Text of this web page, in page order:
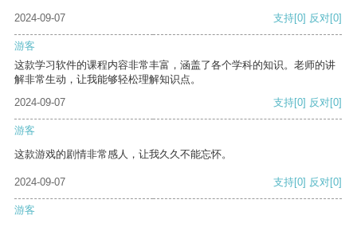
2024-09-07 支持[0] 反对[0]
游客
这款学习软件的课程内容非常丰富，涵盖了各个学科的知识。老师的讲
解非常生动，让我能够轻松理解知识点。
2024-09-07
支持[0] 反对[0]
游客
这款游戏的剧情非常感人，让我久久不能忘怀。
2024-09-07 支持[0] 反对[0]
游客